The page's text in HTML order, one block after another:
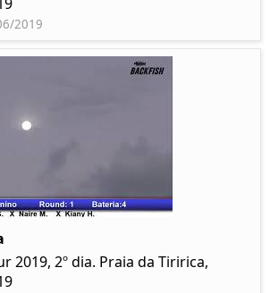
2019
2019, 2º dia. Praia da Tiririca,